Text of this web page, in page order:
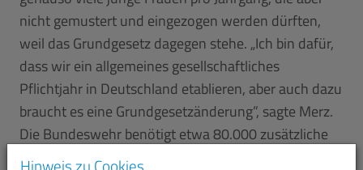
nicht gemustert und eingezogen werden dürften,
weil das Grundgesetz dagegen stehe. „Ich bin dafür,
dass wir ein allgemeines gesellschaftliches
Pflichtjahr in Deutschland etablieren, aber auch dazu
braucht es eine Grundgesetzänderung”, sagte Merz.
Die Bundeswehr benötigt etwa 80.000 zusätzliche
aktive Soldaten. Denn die Nato hält für die Truppe